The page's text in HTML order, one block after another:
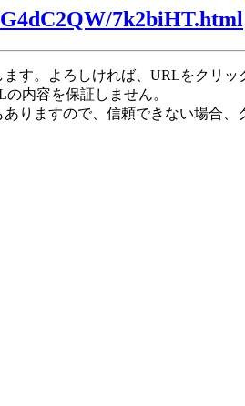
7k2biHT.html
ます。よろしければ、URLをクリ
内容を保証しません。
りますので、信頼できない場合、